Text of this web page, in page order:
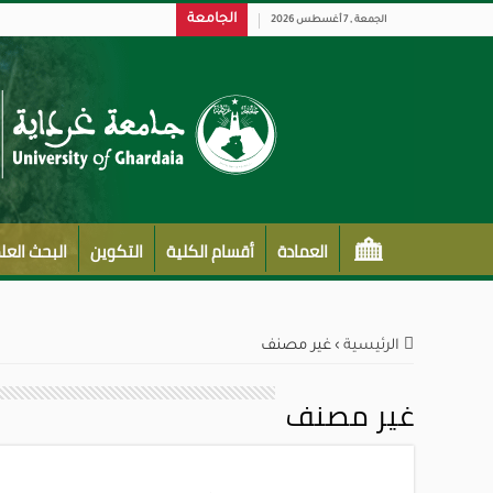
الجمعة , 7 أغسطس 2026 الجامعة
العمادة أقسام الكلية التكوين البحث
الرئيسية › غير مصنف
غير مصنف